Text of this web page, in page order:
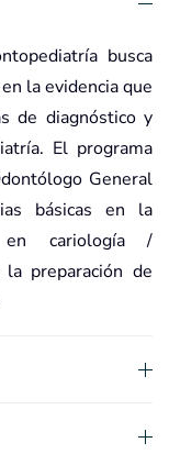
busca
la evidencia que
de diagnóstico y
El programa
General
básicas en la
en cariología /
preparación de